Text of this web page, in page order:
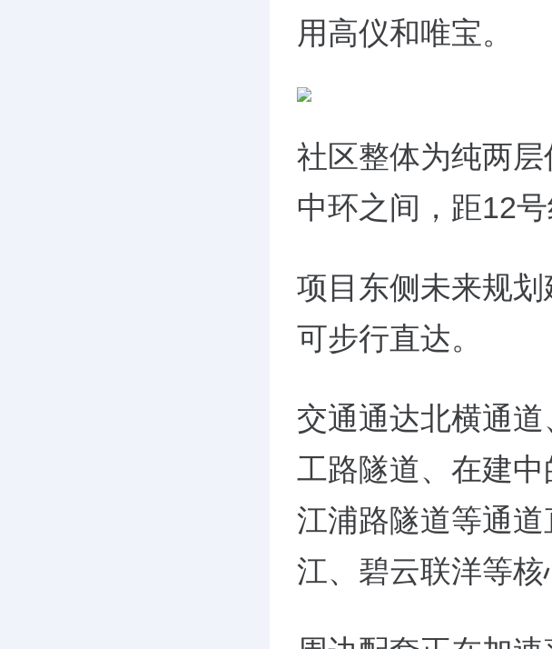
用高仪和唯宝。
社区整体为纯两
中环之间，距12
项目东侧未来规
可步行直达。
交通通达北横通
工路隧道、在建中
江浦路隧道等通
江、碧云联洋等核